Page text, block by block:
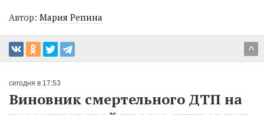
Автор: Мария Репина
^
сегодня в 17:53
Виновник смертельного ДТП на